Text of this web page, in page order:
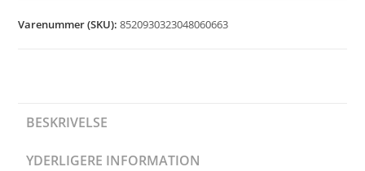
Varenummer (SKU):8520930323048060663
BESKRIVELSE
YDERLIGERE INFORMATION